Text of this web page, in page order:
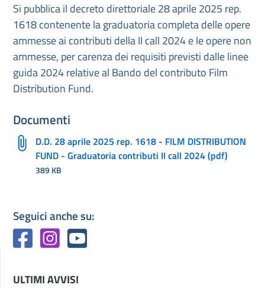
Si pubblica il decreto direttoriale 28 aprile 2025 rep.
1618 contenente la graduatoria completa delle opere
ammesse ai contributi della II call 2024 e le opere non
ammesse, per carenza dei requisiti previsti dalle linee
guida 2024 relative al Bando del contributo Film
Distribution Fund.
Documenti
D.D. 28 aprile 2025 rep. 1618 - FILM DISTRIBUTION
FUND - Graduatoria contributi II call 2024 (pdf)
389 KB
Seguici anche su:
ULTIMI AVVISI